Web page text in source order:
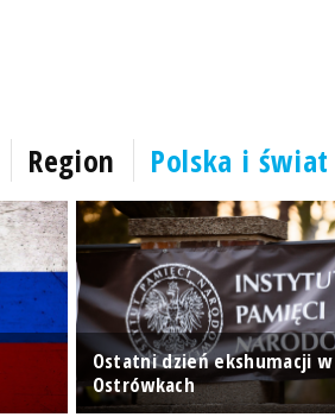
Region Polska i świat
Ostatni dzień ekshumacji w
Ostrówkach